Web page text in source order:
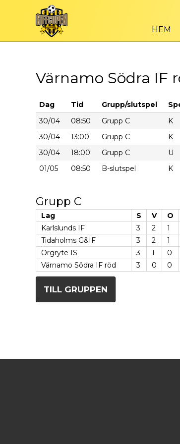
HEM
Värnamo Södra IF
Dag Tid Grupp/slutspel
30/04
08:50 Grupp C K
30/04
13:00 Grupp C K
30/04
18:00 Grupp C U
01/05
08:50 B-slutspel K
Grupp C
Lag S V O
Karlslunds IF
3 2 1
Tidaholms G&IF
3 2 1
Örgryte IS
3 1 0
Värnamo Södra IF röd
3 0 0
TILL GRUPPEN